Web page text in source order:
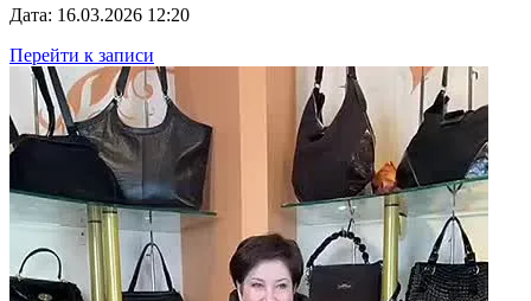
Дата: 16.03.2026 12:20
Перейти к записи